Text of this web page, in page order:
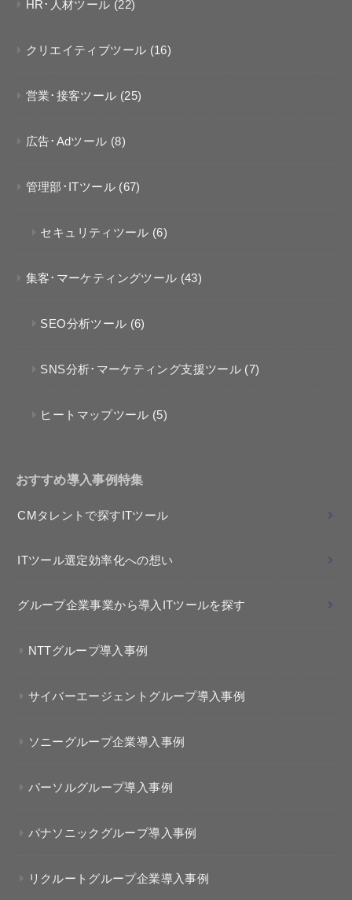
HR･人材ツール (22)
クリエイティブツール (16)
営業･接客ツール (25)
広告･Adツール (8)
管理部･ITツール (67)
セキュリティツール (6)
集客･マーケティングツール (43)
SEO分析ツール (6)
SNS分析･マーケティング支援ツール (7)
ヒートマップツール (5)
おすすめ導入事例特集
CMタレントで探すITツール
ITツール選定効率化への想い
グループ企業事業から導入ITツールを探す
NTTグループ導入事例
サイバーエージェントグループ導入事例
ソニーグループ企業導入事例
パーソルグループ導入事例
パナソニックグループ導入事例
リクルートグループ企業導入事例